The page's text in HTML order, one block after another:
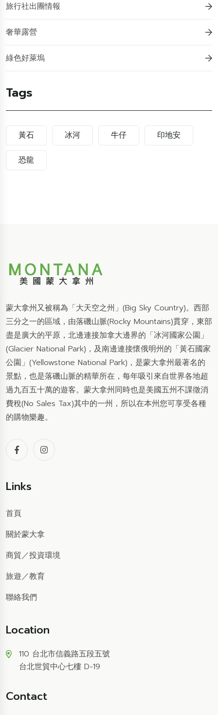
旅行社出團情報
奢華露營
綠色好萊塢
Tags
黃石 冰河 牛仔 印地安
恐龍
蒙大拿州又被稱為「大天空之州」(Big Sky Country)。西部
三分之一的區域，由落磯山脈(Rocky Mountains)貫穿，東部
盡是廣大的平原，北邊連接加拿大邊界的「冰河國家公園」
(Glacier National Park)，及南邊連接懷俄明州的「黃石國家
公園」(Yellowstone National Park)，是蒙大拿州最著名的
景點，也是落磯山脈的精華所在，每年吸引來自世界各地超
過九百五十萬的遊客。蒙大拿州同時也是美國五州不課徵消
費稅(No Sales Tax)其中的一州，所以在本州您可享受各種
的購物樂趣。
Links
首頁
關於蒙大拿
商貿／投資環境
旅遊／教育
聯絡我們
Location
110 台北市信義路五段五號
台北世貿中心七樓 D-19
Contact